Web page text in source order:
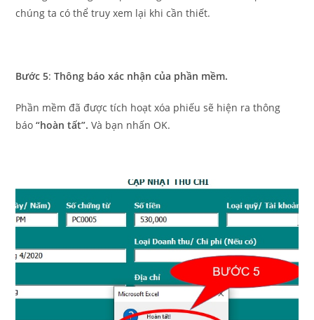
chúng ta có thể truy xem lại khi cần thiết.
Bước 5: Thông báo xác nhận của phần mềm.
Phần mềm đã được tích hoạt xóa phiếu sẽ hiện ra thông
báo“hoàn tất”.Và bạn nhấn OK.